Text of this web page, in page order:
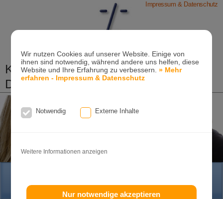
Wir nutzen Cookies auf unserer Website. Einige von
ihnen sind notwendig, während andere uns helfen, diese
Website und Ihre Erfahrung zu verbessern.» Mehr
erfahren - Impressum & Datenschutz
Notwendig Externe Inhalte
Weitere Informationen anzeigen
Nur notwendige akzeptieren
Impressum & Datenschutz
Kieferorthopädische Praxis
Dr. Konik & Kollegen
Zahn- und Kieferregulierungen für Kinder und
Erwachsene
HOME